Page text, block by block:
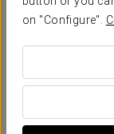
on "Configure".
Яркое и уютное